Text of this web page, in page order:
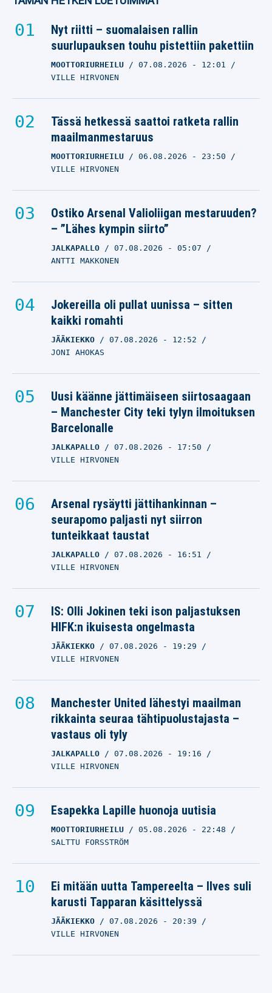
Nyt riitti – suomalaisen rallin
suurlupauksen touhu pistettiin pakettiin
MOOTTORIURHEILU 07.08.2026 - 12:01
VILLE HIRVONEN
Tässä hetkessä saattoi ratketa rallin
maailmanmestaruus
MOOTTORIURHEILU 06.08.2026 - 23:50
VILLE HIRVONEN
Ostiko Arsenal Valioliigan mestaruuden?
– ”Lähes kympin siirto”
JALKAPALLO 07.08.2026 - 05:07
ANTTI MAKKONEN
Jokereilla oli pullat uunissa – sitten
kaikki romahti
JÄÄKIEKKO 07.08.2026 - 12:52
JONI AHOKAS
Uusi käänne jättimäiseen siirtosaagaan
– Manchester City teki tylyn ilmoituksen
Barcelonalle
JALKAPALLO 07.08.2026 - 17:50
VILLE HIRVONEN
Arsenal rysäytti jättihankinnan –
seurapomo paljasti nyt siirron
tunteikkaat taustat
JALKAPALLO 07.08.2026 - 16:51
VILLE HIRVONEN
IS: Olli Jokinen teki ison paljastuksen
HIFK:n ikuisesta ongelmasta
JÄÄKIEKKO 07.08.2026 - 19:29
VILLE HIRVONEN
Manchester United lähestyi maailman
rikkainta seuraa tähtipuolustajasta –
vastaus oli tyly
JALKAPALLO 07.08.2026 - 19:16
VILLE HIRVONEN
Esapekka Lapille huonoja uutisia
MOOTTORIURHEILU 05.08.2026 - 22:48
SALTTU FORSSTRÖM
Ei mitään uutta Tampereelta – Ilves suli
karusti Tapparan käsittelyssä
JÄÄKIEKKO 07.08.2026 - 20:39
VILLE HIRVONEN